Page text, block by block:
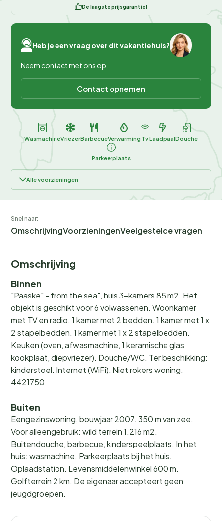
De laagste prijsgarantie!
Heb je een vraag over dit vakantiehuis?
Neem contact met ons op
Contact opnemen
WasmachineVriezerBarbecueVerwarming TvLaadpaalDouche
Parkeerplaats
Alle voorzieningen
Snel naar:
OmschrijvingVoorzieningenVeelgestelde vragen
Omschrijving
Binnen
"Paaske" - from the sea", huis 3-kamers 85 m2. Het
objekt is geschikt voor 6 volwassenen. Woonkamer
met TV en radio. 1 kamer met 2 bedden. 1 kamer met 1 x
2 stapelbedden. 1 kamer met 1 x 2 stapelbedden.
Keuken (oven, afwasmachine, 1 keramische glas
kookplaat, diepvriezer). Douche/WC. Ter beschikking:
kinderstoel. Internet (WiFi). Niet rokers woning.
4421750
Buiten
Eengezinswoning, bouwjaar 2007. 350 m van zee.
Voor alleengebruik: wild terrein 1.216 m2.
Buitendouche, barbecue, kinderspeelplaats. In het
huis: wasmachine. Parkeerplaats bij het huis.
Oplaadstation. Levensmiddelenwinkel 600 m.
Golfterrein 2 km. De eigenaar accepteert geen
jeugdgroepen.